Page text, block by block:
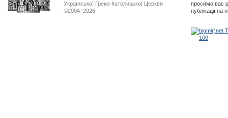
Української Греко-Католицької Церкви
©2004–2026
просимо вас
публікації на